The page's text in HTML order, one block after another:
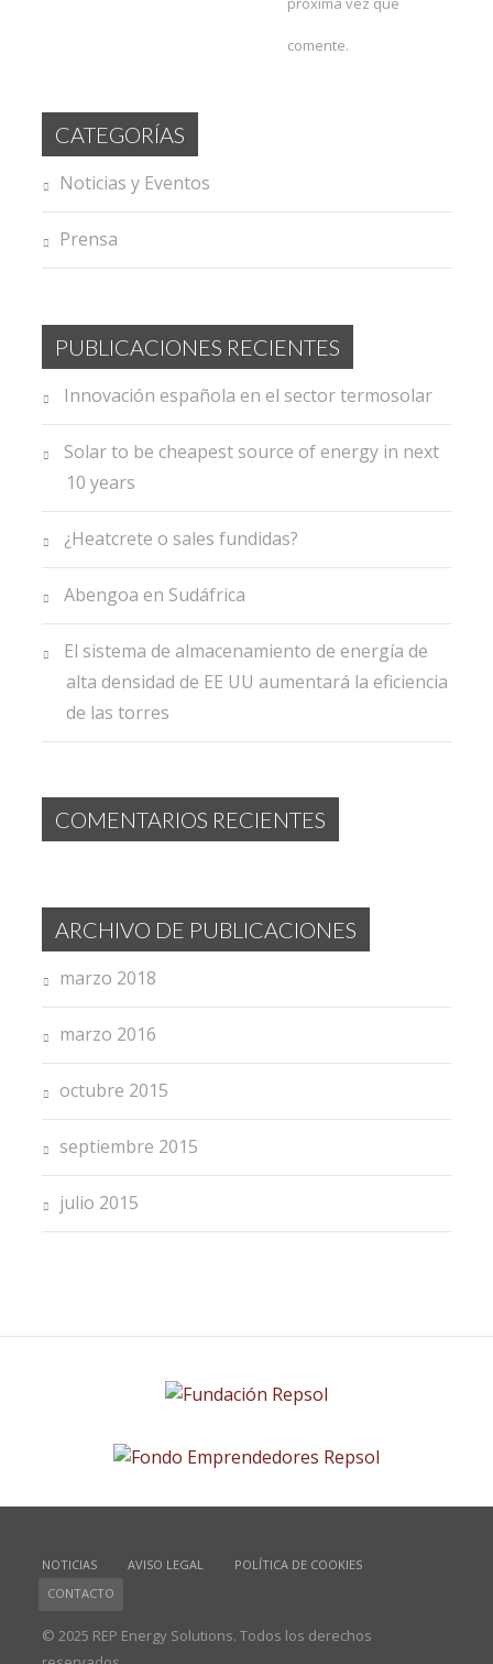
comente.
CATEGORÍAS
Noticias y Eventos
Prensa
PUBLICACIONES RECIENTES
Innovación española en el sector termosolar
Solar to be cheapest source of energy in next
10 years
¿Heatcrete o sales fundidas?
Abengoa en Sudáfrica
El sistema de almacenamiento de energía de
alta densidad de EE UU aumentará la eficiencia
de las torres
COMENTARIOS RECIENTES
ARCHIVO DE PUBLICACIONES
marzo 2018
marzo 2016
octubre 2015
septiembre 2015
julio 2015
NOTICIAS AVISO LEGAL
POLÍTICA DE COOKIES
CONTACTO
© 2025 REP Energy Solutions. Todos los derechos